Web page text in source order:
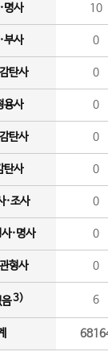
명사 10
부사 0
탄사 0
용사 0
탄사 0
탄사 0
·조사 0
·명사 0
형사 0
3) 6